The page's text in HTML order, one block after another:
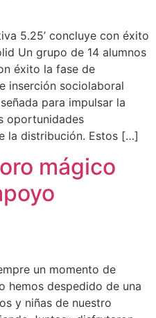
5.25’ concluye con éxito
Un grupo de 14 alumnos
éxito la fase de
inserción sociolaboral
para impulsar la
oportunidades
la distribución. Estos […]
mágico
un momento de
hemos despedido de una
y niñas de nuestro